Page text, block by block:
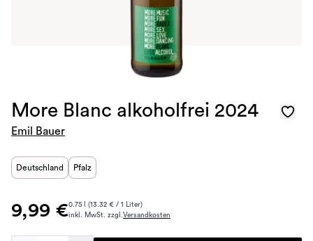
More Blanc alkoholfrei 2024
Emil Bauer
Deutschland Pfalz
9,99 €0.75 l (13.32 € / 1 Liter)
inkl. MwSt. zzgl.Versandkosten